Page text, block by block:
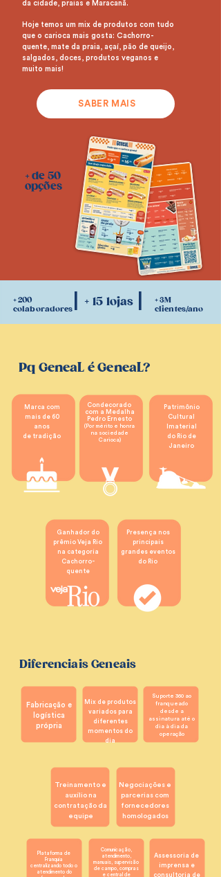
da cidade, praias e Maracanã.
Hoje temos um mix de produtos com tudo
que o carioca mais gosta: Cachorro-
quente, mate da praia, açaí, pão de queijo,
salgados, doces, produtos veganos e
muito mais!
SABER MAIS
+ de 50
opções
+ 200
colaboradores
+ 15 lojas
+ 3M
clientes/ano
Pq GeneaL é GeneaL?
Marca com
mais de 60
anos
de tradição
Condecorado
com a Medalha
Pedro Ernesto
(Por mérito e honra
na sociedade
Carioca)
Patrimônio
Cultural
Imaterial
do Rio de
Janeiro
Ganhador do
prêmio Veja Rio
na categoria
Cachorro-
quente
Presença nos
principais
grandes eventos
do Rio
Diferenciais Geneais
Fabricação e
logística
própria
⁠M⁠ix de produtos
variados para
diferentes
momentos do
dia
Suporte 360 ao
franqueado
desde a
assinatura até o
dia à dia da
operação
⁠⁠Treinamento e
auxílio na
contratação da
equipe
Negociações e
parcerias com
fornecedores
homologados
Plataforma de
Franquia
centralizando todo o
atendimento do
Comunicação,
atendimento,
manuais, supervisão
de campo, compras
e central de
Assessoria de
imprensa e
consultoria de